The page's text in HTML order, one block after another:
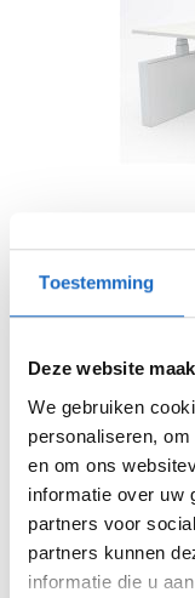
Toestemming
Deze website
We gebruiken
personaliseren,
en om ons
informatie over uw
partners voor
partners kunnen
informatie die u
1.135